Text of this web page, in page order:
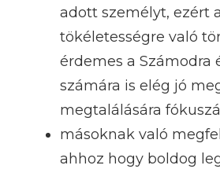
adott személyt, ezért
tökéletességre való
érdemes a Számodra
számára is elég jó
megtalálására
másoknak való
ahhoz hogy boldog